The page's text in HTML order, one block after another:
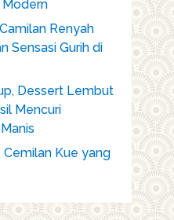
Modern
Renyah
Sensasi Gurih di
Dessert Lembut
Mencuri
Cemilan Kue yang